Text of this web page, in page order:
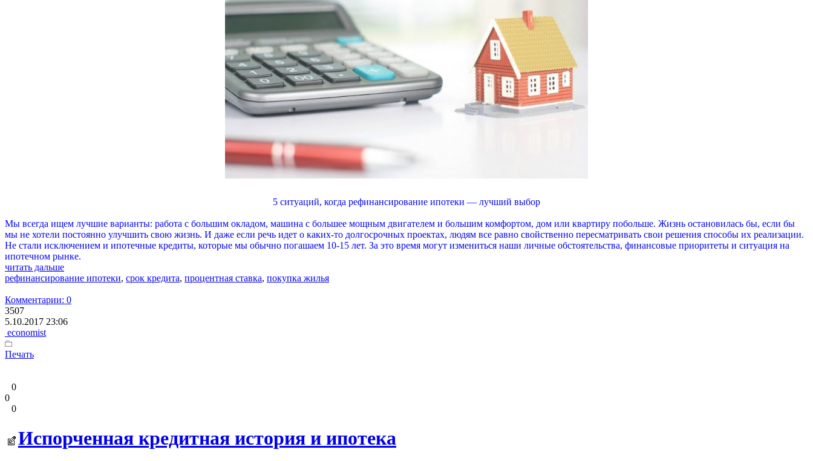
5 ситуаций, когда рефинансирование ипотеки — лучший выбор
Мы всегда ищем лучшие варианты: работа с большим окладом, машина с большее мощным двигателем и большим комфортом, дом или квартиру побольше. Жизнь остановилась бы, если бы
мы не хотели постоянно улучшить свою жизнь. И даже если речь идет о каких-то долгосрочных проектах, людям все равно свойственно пересматривать свои решения способы их реализации.
Не стали исключением и ипотечные кредиты, которые мы обычно погашаем 10-15 лет. За это время могут измениться наши личные обстоятельства, финансовые приоритеты и ситуация на
ипотечном рынке.
читать дальше
рефинансирование ипотеки, срок кредита, процентная ставка, покупка жилья
Комментарии: 0
3507
5.10.2017 23:06
economist
Печать
0
0
0
Испорченная кредитная история и ипотека